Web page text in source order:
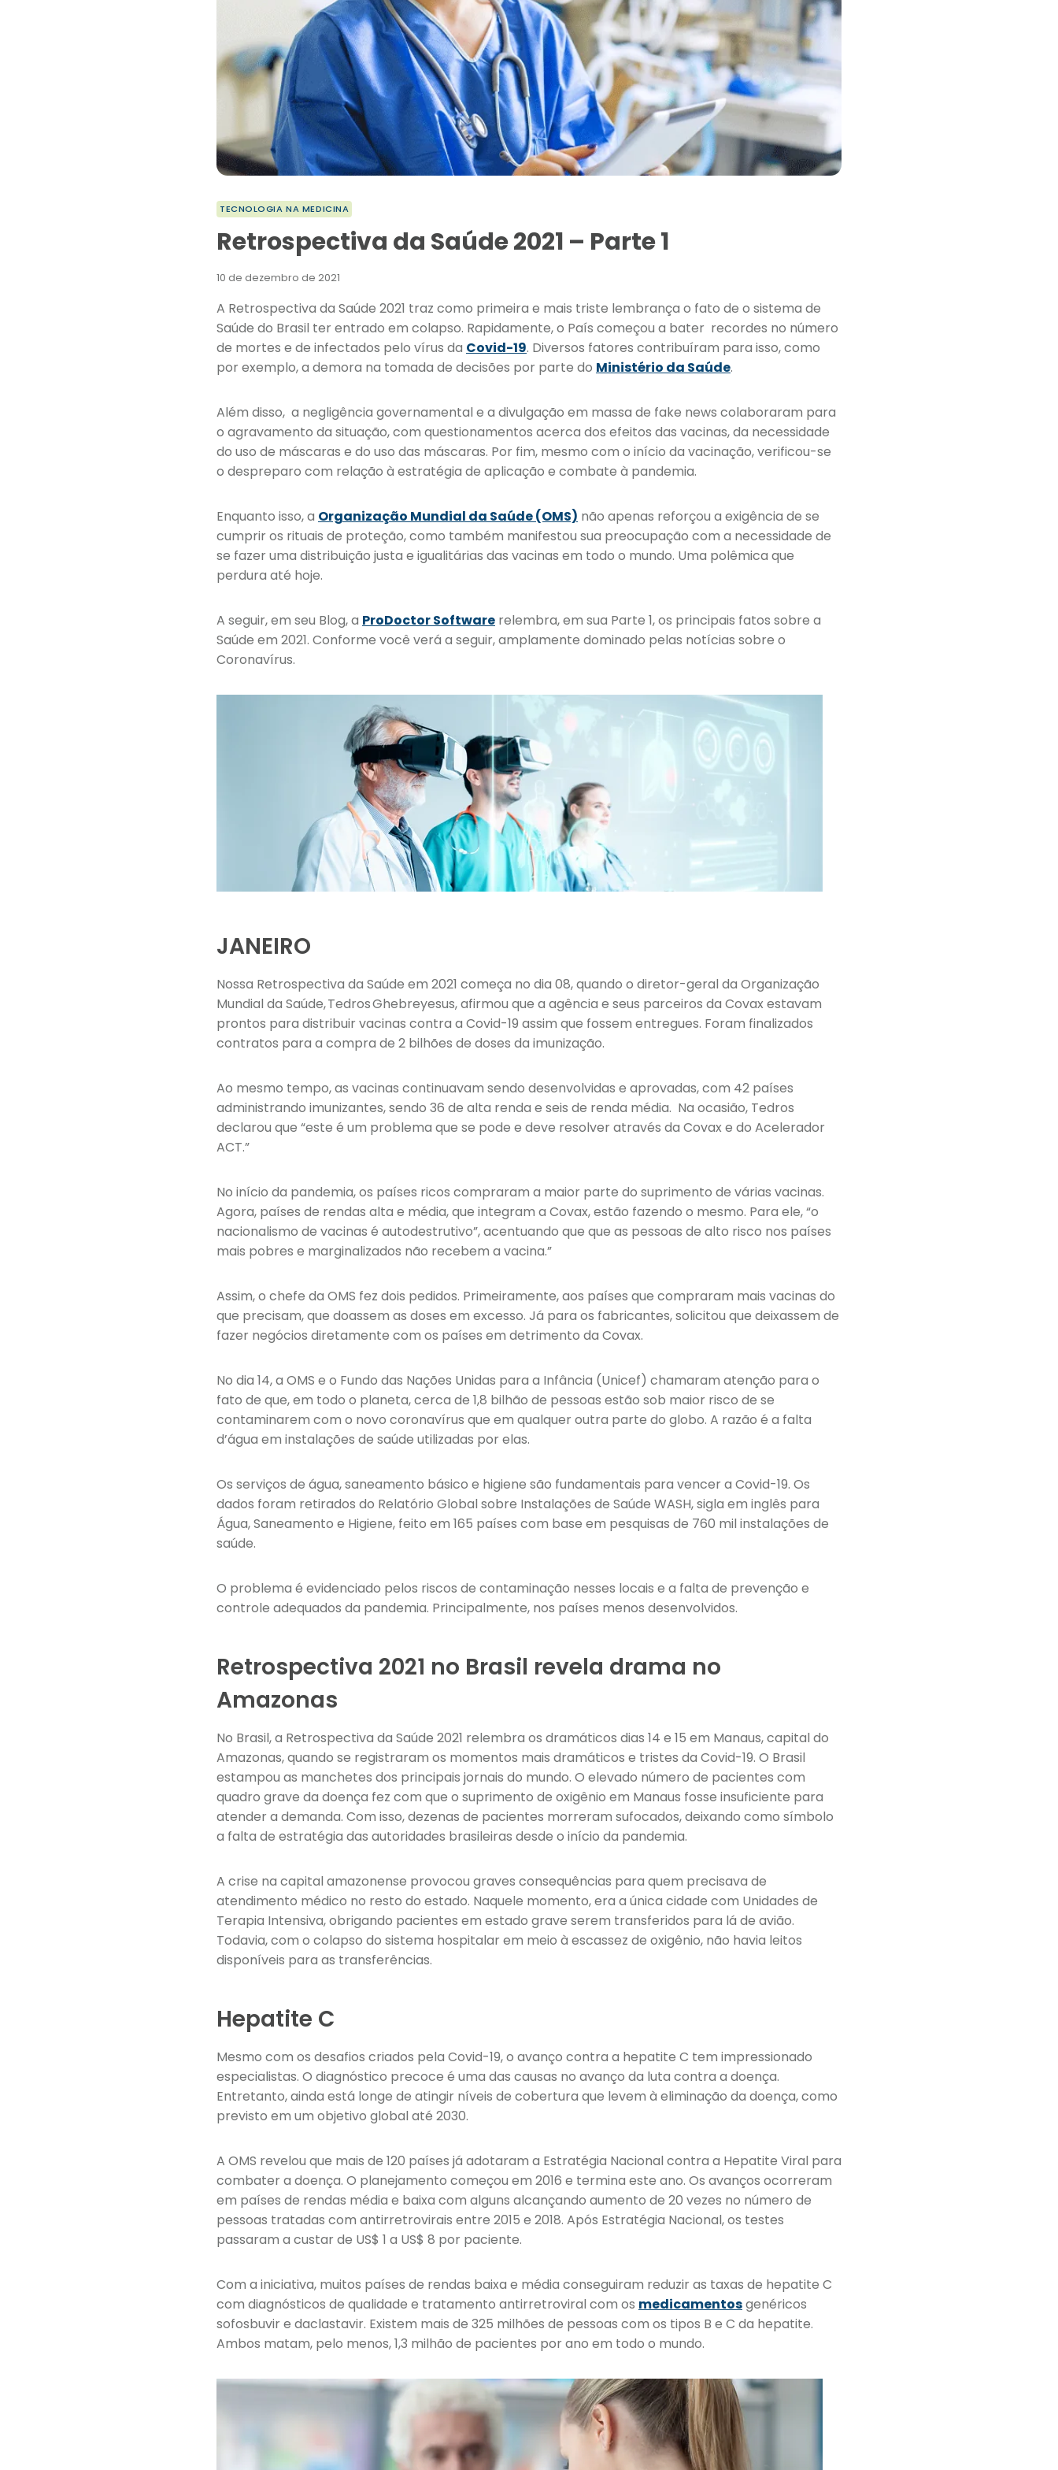
TECNOLOGIA NA MEDICINA
Retrospectiva da Saúde 2021 – Parte 1
10 de dezembro de 2021
A Retrospectiva da Saúde 2021 traz como primeira e mais triste lembrança o fato de o sistema de
Saúde do Brasil ter entrado em colapso. Rapidamente, o País começou a bater recordes no número
de mortes e de infectados pelo vírus da Covid-19. Diversos fatores contribuíram para isso, como
por exemplo, a demora na tomada de decisões por parte do Ministério da Saúde.
Além disso, a negligência governamental e a divulgação em massa de fake news colaboraram para
o agravamento da situação, com questionamentos acerca dos efeitos das vacinas, da necessidade
do uso de máscaras e do uso das máscaras. Por fim, mesmo com o início da vacinação, verificou-se
o despreparo com relação à estratégia de aplicação e combate à pandemia.
Enquanto isso, a Organização Mundial da Saúde (OMS) não apenas reforçou a exigência de se
cumprir os rituais de proteção, como também manifestou sua preocupação com a necessidade de
se fazer uma distribuição justa e igualitárias das vacinas em todo o mundo. Uma polêmica que
perdura até hoje.
A seguir, em seu Blog, a ProDoctor Software relembra, em sua Parte 1, os principais fatos sobre a
Saúde em 2021. Conforme você verá a seguir, amplamente dominado pelas notícias sobre o
Coronavírus.
JANEIRO
Nossa Retrospectiva da Saúde em 2021 começa no dia 08, quando o diretor-geral da Organização
Mundial da Saúde, Tedros Ghebreyesus, afirmou que a agência e seus parceiros da Covax estavam
prontos para distribuir vacinas contra a Covid-19 assim que fossem entregues. Foram finalizados
contratos para a compra de 2 bilhões de doses da imunização.
Ao mesmo tempo, as vacinas continuavam sendo desenvolvidas e aprovadas, com 42 países
administrando imunizantes, sendo 36 de alta renda e seis de renda média. Na ocasião, Tedros
declarou que “este é um problema que se pode e deve resolver através da Covax e do Acelerador
ACT.”
No início da pandemia, os países ricos compraram a maior parte do suprimento de várias vacinas.
Agora, países de rendas alta e média, que integram a Covax, estão fazendo o mesmo. Para ele, “o
nacionalismo de vacinas é autodestrutivo”, acentuando que que as pessoas de alto risco nos países
mais pobres e marginalizados não recebem a vacina.”
Assim, o chefe da OMS fez dois pedidos. Primeiramente, aos países que compraram mais vacinas do
que precisam, que doassem as doses em excesso. Já para os fabricantes, solicitou que deixassem de
fazer negócios diretamente com os países em detrimento da Covax.
No dia 14, a OMS e o Fundo das Nações Unidas para a Infância (Unicef) chamaram atenção para o
fato de que, em todo o planeta, cerca de 1,8 bilhão de pessoas estão sob maior risco de se
contaminarem com o novo coronavírus que em qualquer outra parte do globo. A razão é a falta
d’água em instalações de saúde utilizadas por elas.
Os serviços de água, saneamento básico e higiene são fundamentais para vencer a Covid-19. Os
dados foram retirados do Relatório Global sobre Instalações de Saúde WASH, sigla em inglês para
Água, Saneamento e Higiene, feito em 165 países com base em pesquisas de 760 mil instalações de
saúde.
O problema é evidenciado pelos riscos de contaminação nesses locais e a falta de prevenção e
controle adequados da pandemia. Principalmente, nos países menos desenvolvidos.
Retrospectiva 2021 no Brasil revela drama no
Amazonas
No Brasil, a Retrospectiva da Saúde 2021 relembra os dramáticos dias 14 e 15 em Manaus, capital do
Amazonas, quando se registraram os momentos mais dramáticos e tristes da Covid-19. O Brasil
estampou as manchetes dos principais jornais do mundo. O elevado número de pacientes com
quadro grave da doença fez com que o suprimento de oxigênio em Manaus fosse insuficiente para
atender a demanda. Com isso, dezenas de pacientes morreram sufocados, deixando como símbolo
a falta de estratégia das autoridades brasileiras desde o início da pandemia.
A crise na capital amazonense provocou graves consequências para quem precisava de
atendimento médico no resto do estado. Naquele momento, era a única cidade com Unidades de
Terapia Intensiva, obrigando pacientes em estado grave serem transferidos para lá de avião.
Todavia, com o colapso do sistema hospitalar em meio à escassez de oxigênio, não havia leitos
disponíveis para as transferências.
Hepatite C
Mesmo com os desafios criados pela Covid-19, o avanço contra a hepatite C tem impressionado
especialistas. O diagnóstico precoce é uma das causas no avanço da luta contra a doença.
Entretanto, ainda está longe de atingir níveis de cobertura que levem à eliminação da doença, como
previsto em um objetivo global até 2030.
A OMS revelou que mais de 120 países já adotaram a Estratégia Nacional contra a Hepatite Viral para
combater a doença. O planejamento começou em 2016 e termina este ano. Os avanços ocorreram
em países de rendas média e baixa com alguns alcançando aumento de 20 vezes no número de
pessoas tratadas com antirretrovirais entre 2015 e 2018. Após Estratégia Nacional, os testes
passaram a custar de US$ 1 a US$ 8 por paciente.
Com a iniciativa, muitos países de rendas baixa e média conseguiram reduzir as taxas de hepatite C
com diagnósticos de qualidade e tratamento antirretroviral com os medicamentosgenéricos
sofosbuvir e daclastavir. Existem mais de 325 milhões de pessoas com os tipos B e C da hepatite.
Ambos matam, pelo menos, 1,3 milhão de pacientes por ano em todo o mundo.